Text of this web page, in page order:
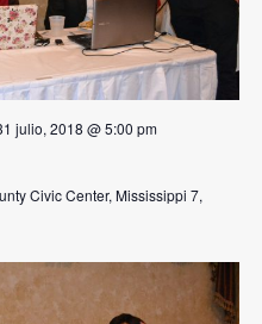
julio, 2018 @ 5:00 pm
Civic Center, Mississippi 7,